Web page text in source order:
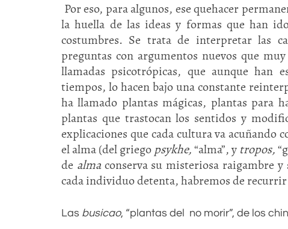
Por eso, para algunos, ese quehacer
la huella de las ideas y formas que han
costumbres. Se trata de interpretar las
preguntas con argumentos nuevos que
llamadas psicotrópicas, que aunque han
tiempos, lo hacen bajo una constante
ha llamado plantas mágicas, plantas para
plantas que trastocan los sentidos y
explicaciones que cada cultura va acuñando
el alma (del griego psykhe,“alma”, y tropos,
de almaconserva su misteriosa raigambre
cada individuo detenta, habremos de
Las busicao, “plantas del no morir”, de los